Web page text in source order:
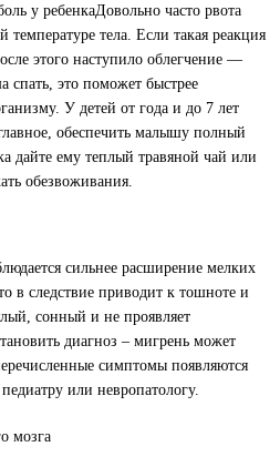
Довольно часто рвота
тела. Если такая реакция
этого наступило облегчение —
спать, это поможет быстрее
У детей от года и до 7 лет
обеспечить малышу полный
дайте ему теплый травяной чай или
обезвоживания.
сильнее расширение мелких
в следствие приводит к тошноте и
сонный и не проявляет
диагноз – мигрень может
симптомы появляются
или невропатологу.
мозга